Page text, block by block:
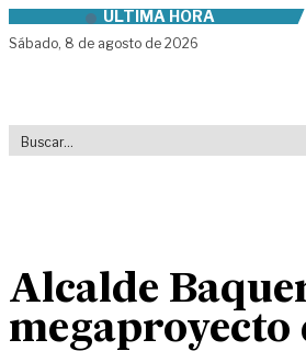
Skip to contentÚLTIMA HORA
Sábado, 8 de agosto de 2026
Alcalde
megaproyecto